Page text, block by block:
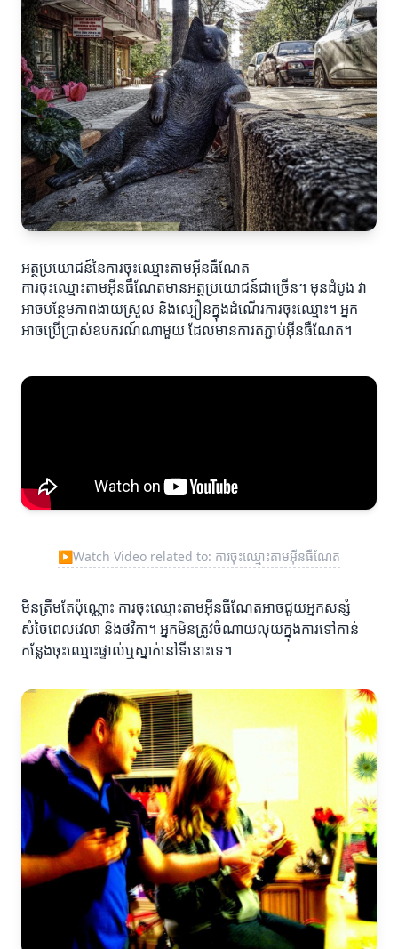
អត្ថប្រយោជន៍នៃការចុះឈ្មោះតាមអ៊ីនធឺណែត
ការចុះឈ្មោះតាមអ៊ីនធឺណែតមានអត្ថប្រយោជន៍ជាច្រើន។ មុនដំបូង វា
អាចបន្ថែមភាពងាយស្រួល និងល្បឿនក្នុងដំណើរការចុះឈ្មោះ។ អ្នក
អាចប្រើប្រាស់ឧបករណ៍ណាមួយ ដែលមានការតភ្ជាប់អ៊ីនធឺណែត។
▶Watch Video related to: ការចុះឈ្មោះតាមអ៊ីនធឺណែត
មិនត្រឹមតែប៉ុណ្ណោះ ការចុះឈ្មោះតាមអ៊ីនធឺណែតអាចជួយអ្នកសន្សំ
សំចៃពេលវេលា និងថវិកា។ អ្នកមិនត្រូវចំណាយលុយក្នុងការទៅកាន់
កន្លែងចុះឈ្មោះផ្ទាល់ឬស្នាក់នៅទីនោះទេ។